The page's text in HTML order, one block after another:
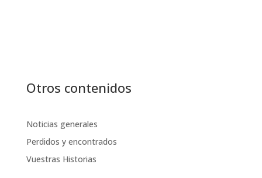
Otros contenidos
Noticias generales
Perdidos y encontrados
Vuestras Historias